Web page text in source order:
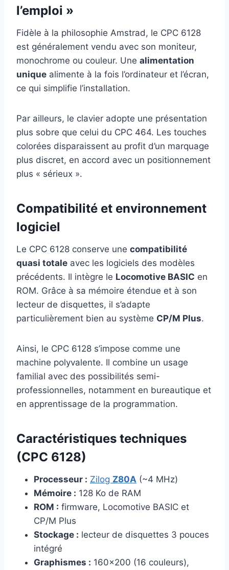
l’emploi »
Fidèle à la philosophie Amstrad, le CPC 6128
est généralement vendu avec son moniteur,
monochrome ou couleur. Une alimentation
unique alimente à la fois l’ordinateur et l’écran,
ce qui simplifie l’installation.
Par ailleurs, le clavier adopte une présentation
plus sobre que celui du CPC 464. Les touches
colorées disparaissent au profit d’un marquage
plus discret, en accord avec un positionnement
plus « sérieux ».
Compatibilité et environnement
logiciel
Le CPC 6128 conserve une compatibilité
quasi totale avec les logiciels des modèles
précédents. Il intègre le Locomotive BASIC en
ROM. Grâce à sa mémoire étendue et à son
lecteur de disquettes, il s’adapte
particulièrement bien au système CP/M Plus.
Ainsi, le CPC 6128 s’impose comme une
machine polyvalente. Il combine un usage
familial avec des possibilités semi-
professionnelles, notamment en bureautique et
en apprentissage de la programmation.
Caractéristiques techniques
(CPC 6128)
Processeur : Zilog Z80A (~4 MHz)
Mémoire : 128 Ko de RAM
ROM : firmware, Locomotive BASIC et
CP/M Plus
Stockage : lecteur de disquettes 3 pouces
intégré
Graphismes : 160×200 (16 couleurs),